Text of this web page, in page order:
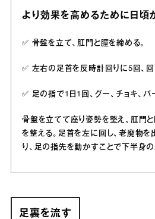
より効果を高めるために日頃
✅️ 骨盤を立て、肛門と膣を締める。
✅️ 左右の足首を反時計回りに5回、回
✅️ 足の指で1日1回、グー、チョキ、パ
骨盤を立てて座り姿勢を整え、肛門
を整える。足首を左に回し、老廃物
り、足の指先を動かすことで下半身
足裏を流す